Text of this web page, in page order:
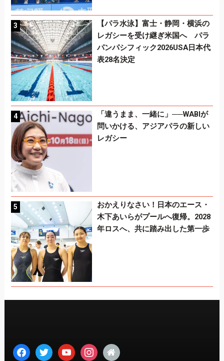
【パラ水泳】富士・静岡・横浜の
レガシーを受け継ぎ米国へ パラ
パンパシフィック2026USA日本代
表28名決定
「違うまま、一緒に」──WABIが
問いかける、アジアパラの新しい
レガシー
おかえりなさい！日本のエース・
木下あいらがプールへ復帰。2028
年ロスへ、共に踏み出した第一歩
facebooktwitter youtubeinstagram
home